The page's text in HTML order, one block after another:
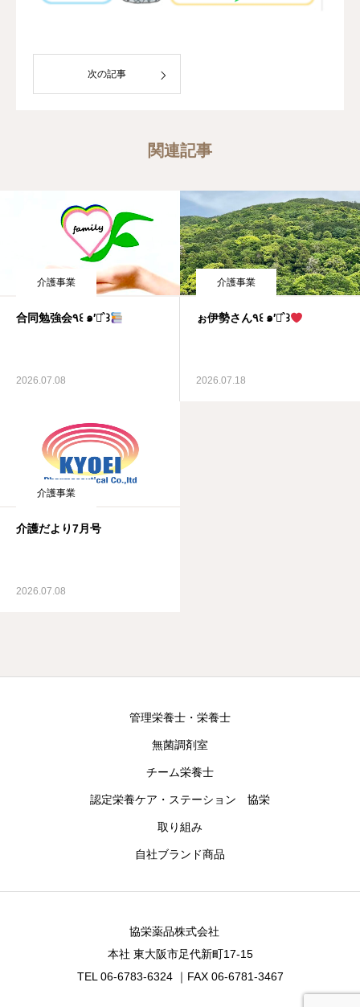
次の記事
関連記事
介護事業
合同勉強会٩꒰ ๑′◡͐`꒱
2026.07.08
介護事業
ぉ伊勢さん٩꒰ ๑′◡͐`꒱
2026.07.18
介護事業
介護だより7月号
2026.07.08
管理栄養士・栄養士
無菌調剤室
チーム栄養士
認定栄養ケア・ステーション 協栄
取り組み
自社ブランド商品
協栄薬品株式会社
本社 東大阪市足代新町17-15
TEL 06-6783-6324 ｜FAX 06-6781-3467